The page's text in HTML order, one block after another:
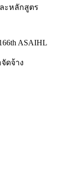
ะหลักสูตร
ASAIHL
ดจ้าง